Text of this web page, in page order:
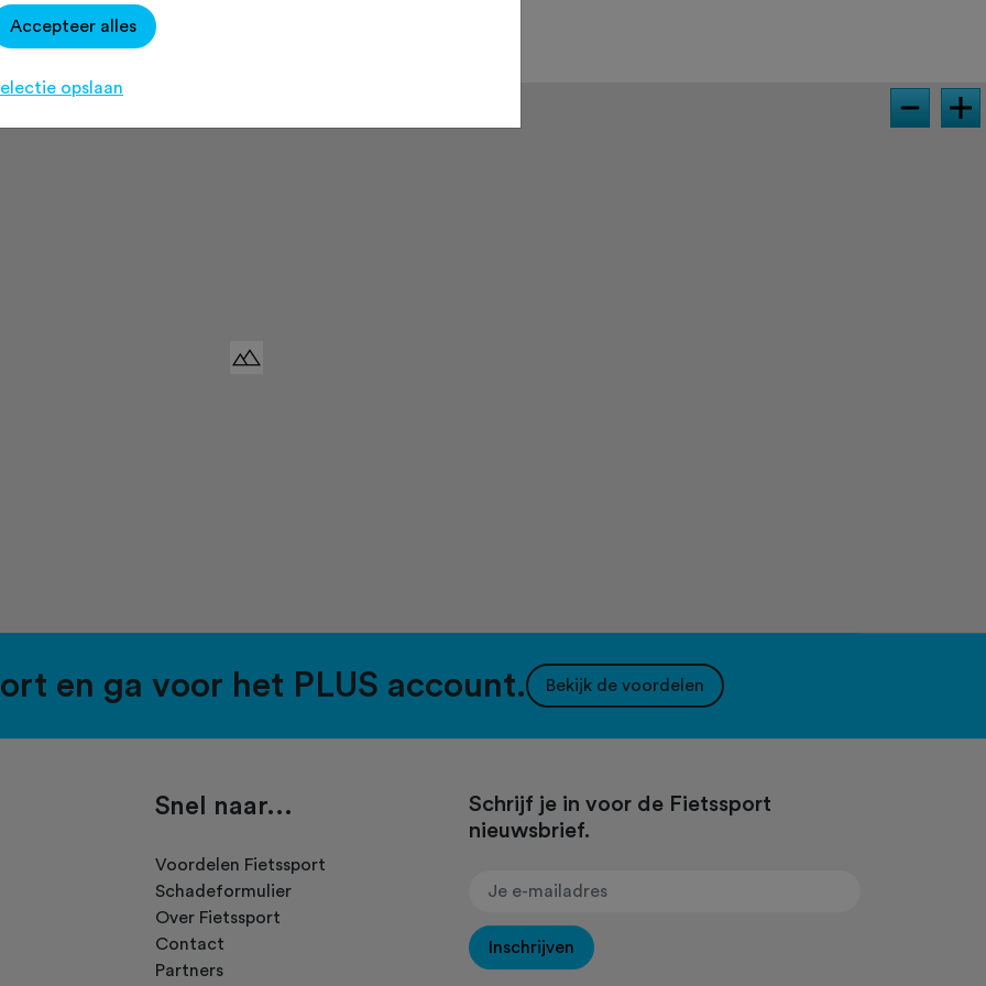
het westen omhoog.
en ga voor het PLUS account. Bekijk de voordelen
Snel naar...
Voordelen Fietssport
Schadeformulier
Over Fietssport
Contact
Partners
Schrijf je in voor de Fietssport
nieuwsbrief.
Inschrijven
Accepteer alles
opslaan